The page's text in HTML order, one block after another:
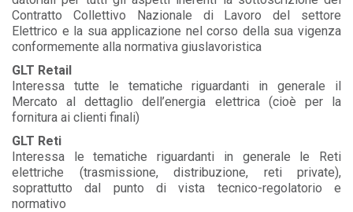
Contratto Collettivo Nazionale di Lavoro del settore
Elettrico e la sua applicazione nel corso della sua vigenza
conformemente alla normativa giuslavoristica
GLT Retail
Interessa tutte le tematiche riguardanti in generale il
Mercato al dettaglio dell’energia elettrica (cioè per la
fornitura ai clienti finali)
GLT Reti
Interessa le tematiche riguardanti in generale le Reti
elettriche (trasmissione, distribuzione, reti private),
soprattutto dal punto di vista tecnico-regolatorio e
normativo